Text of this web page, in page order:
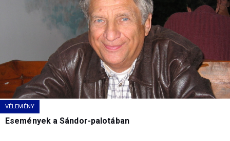
VÉLEMÉNY
Események a Sándor-palotában